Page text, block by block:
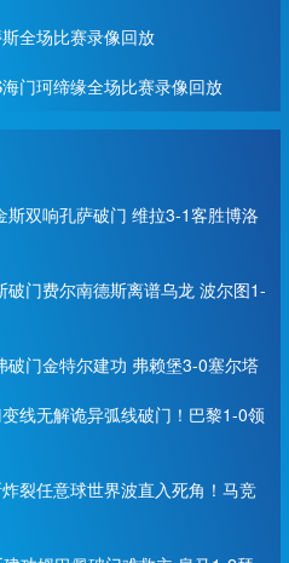
全场比赛录像回放
门珂缔缘全场比赛录像回放
双响孔萨破门 维拉3-1客胜博洛
门费尔南德斯离谱乌龙 波尔图1-
门金特尔建功 弗赖堡3-0塞尔塔
线无解诡异弧线破门！巴黎1-0领
裂任意球世界波直入死角！马竞